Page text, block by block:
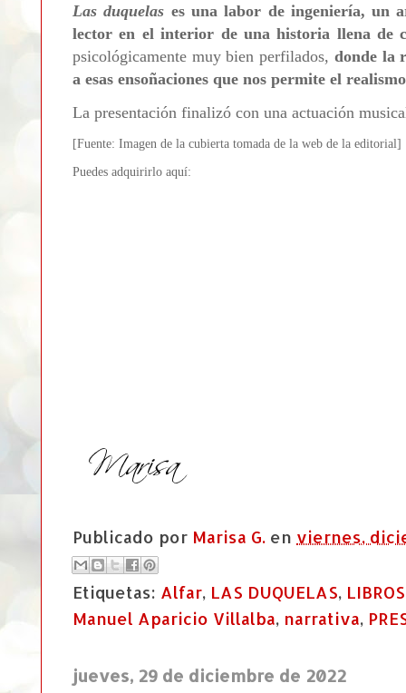
Las duquelas es una labor de ingeniería, un
lector en el interior de una historia llena de
psicológicamente muy bien perfilados, donde la
a esas ensoñaciones que nos permite el
La presentación finalizó con una actuación
[Fuente: Imagen de la cubierta tomada de la web de la editorial]
Puedes adquirirlo aquí:
Publicado por Marisa G. en viernes,
Etiquetas: Alfar, LAS DUQUELAS, LIBROS
Manuel Aparicio Villalba, narrativa,
jueves, 29 de diciembre de 2022